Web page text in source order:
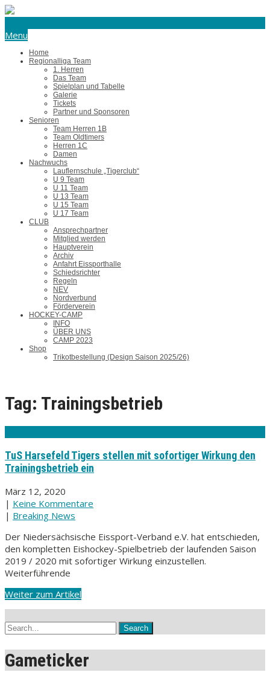
Menu
Home
Regionalliga Team
1. Herren
Das Team
Spielplan und Tabelle
Galerie
Tickets
Partner und Sponsoren
Senioren
Team Herren 1B
Team Oldtimers
Herren 1C
Damen
Nachwuchs
Lauflernschule „Tigerclub“
U 9 Team
U 11 Team
U 13 Team
U 15 Team
U 17 Team
CLUB
Ansprechpartner
Mitglied werden
Hauptverein
Archiv
Anfahrt Eissporthalle
Schiedsrichter
Regeln
NEV
Nordverbund
Förderverein
HOCKEY-CAMP
INFO
ÜBER UNS
CAMP 2023
Shop
Trikotbestellung (Design Saison 2025/26)
Tag: Trainingsbetrieb
TuS Harsefeld Tigers stellen mit sofortiger Wirkung den
Trainingsbetrieb ein
März 12, 2020
| Keine Kommentare
| Breaking News
Der Niedersächsische Eissport-Verband e.V. hat entschieden,
den kompletten Eishockey-Spielbetrieb der laufenden Saison
2019 / 2020 mit sofortiger Wirkung einzustellen.
Weiterführende
Weiter zum Artikel
Gameticker